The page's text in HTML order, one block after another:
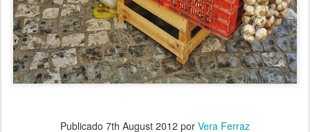
Publicado 7th August 2012 por Vera Ferraz